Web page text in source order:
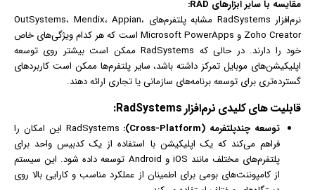
مقایسه با سایر ابزارهای RAD:
نرم‌افزار RadSystems مشابه پلتفرم‌های OutSystems، Mendix، Appian،
Zoho Creator و Microsoft PowerApps است که هر کدام ویژگی‌های خاص
خود را دارند. در حالی که RadSystems ممکن است بیشتر روی توسعه
اپلیکیشن‌های موبایل تمرکز داشته باشد، سایر پلتفرم‌ها ممکن است کاربردهای
گسترده‌تری برای توسعه برنامه‌های سازمانی یا تجاری ارائه دهند.
قابلیت ‌های کلیدی نرم‌افزار RadSystems:
توسعه چندپلتفرمه (Cross-Platform):
RadSystems این امکان را
فراهم می‌کند که یک اپلیکیشن با استفاده از یک کدبیس واحد برای
پلتفرم‌های مختلف مانند iOS و Android توسعه داده شود. این سیستم
از کامپوننت‌های بومی برای اطمینان از عملکرد مناسب و کارایی بالا روی